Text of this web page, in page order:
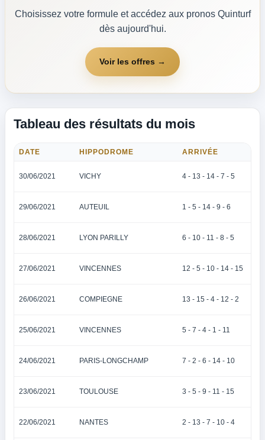
Choisissez votre formule et accédez aux pronos Quinturf
dès aujourd'hui.
Voir les offres →
Tableau des résultats du mois
DATE HIPPODROME ARRIVÉE
30/06/2021 VICHY 4 - 13 - 14 - 7 - 5
29/06/2021 AUTEUIL 1 - 5 - 14 - 9 - 6
28/06/2021 LYON PARILLY 6 - 10 - 11 - 8 - 5
27/06/2021 VINCENNES 12 - 5 - 10 - 14 - 15
26/06/2021 COMPIEGNE 13 - 15 - 4 - 12 - 2
25/06/2021 VINCENNES 5 - 7 - 4 - 1 - 11
24/06/2021 PARIS-LONGCHAMP 7 - 2 - 6 - 14 - 10
23/06/2021 TOULOUSE 3 - 5 - 9 - 11 - 15
22/06/2021 NANTES 2 - 13 - 7 - 10 - 4